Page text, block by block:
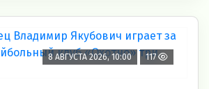
8 АВГУСТА 2026, 10:00 117